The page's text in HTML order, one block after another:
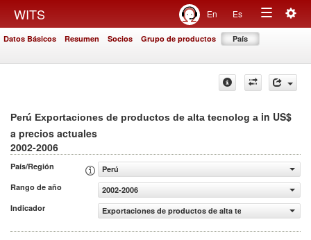
WITS En Es
Toggle
Datos Básicos Resumen Socios Grupo de productos País
Perú Exportaciones de productos de alta tecnolog a in US$
a precios actuales
2002-2006
País/Región
Perú
Rango de año
2002-2006
Indicador
Exportaciones de productos de alta tecnolog a (US$ a